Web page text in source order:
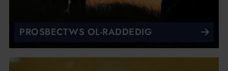
PROSBECTWS OL-RADDEDIG